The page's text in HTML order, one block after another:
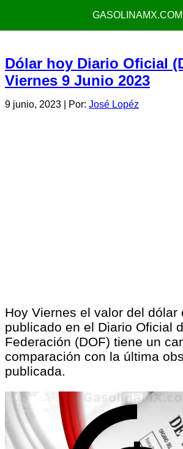
GASOLINAMX.COM
Dólar hoy Diario Oficial
Viernes 9 Junio 2023
9 junio, 2023 | Por: José Lopéz
Hoy Viernes el valor del dólar
publicado en el Diario Oficial
Federación (DOF) tiene un
comparación con la última
publicada.